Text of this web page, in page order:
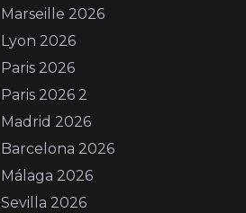
Marseille 2026
Lyon 2026
Paris 2026
Paris 2026 2
Madrid 2026
Barcelona 2026
Málaga 2026
Sevilla 2026